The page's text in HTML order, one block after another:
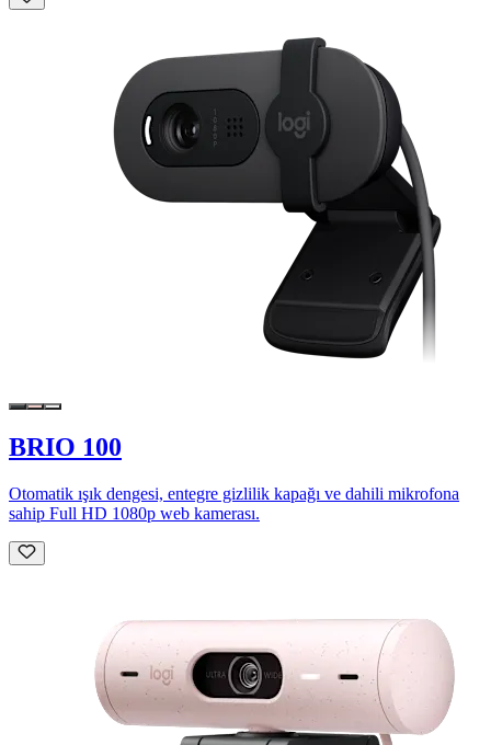
BRIO 100
Otomatik ışık dengesi, entegre gizlilik kapağı ve dahili mikrofona
sahip Full HD 1080p web kamerası.